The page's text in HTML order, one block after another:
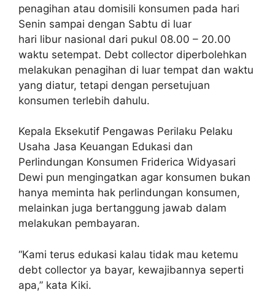
penagihan atau domisili konsumen pada hari
Senin sampai dengan Sabtu di luar
hari libur nasional dari pukul 08.00 – 20.00
waktu setempat. Debt collector diperbolehkan
melakukan penagihan di luar tempat dan waktu
yang diatur, tetapi dengan persetujuan
konsumen terlebih dahulu.
Kepala Eksekutif Pengawas Perilaku Pelaku
Usaha Jasa Keuangan Edukasi dan
Perlindungan Konsumen Friderica Widyasari
Dewi pun mengingatkan agar konsumen bukan
hanya meminta hak perlindungan konsumen,
melainkan juga bertanggung jawab dalam
melakukan pembayaran.
“Kami terus edukasi kalau tidak mau ketemu
debt collector ya bayar, kewajibannya seperti
apa,” kata Kiki.